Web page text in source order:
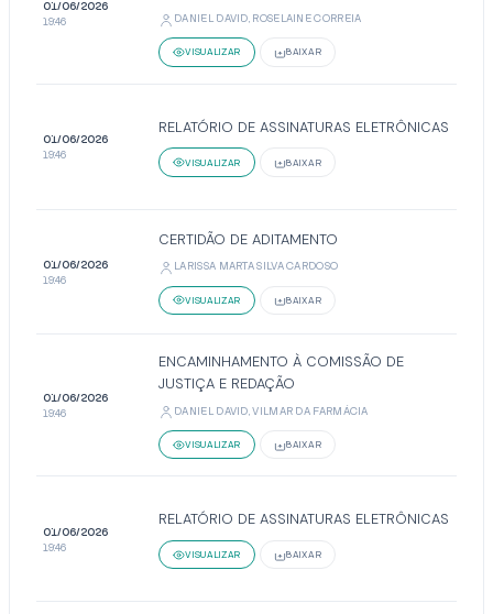
01/06/2026
19:46
DANIEL DAVID, ROSELAINE CORREIA
VISUALIZAR BAIXAR
01/06/2026
19:46
RELATÓRIO DE ASSINATURAS ELETRÔNICAS
VISUALIZAR BAIXAR
01/06/2026
19:46
CERTIDÃO DE ADITAMENTO
LARISSA MARTA SILVA CARDOSO
VISUALIZAR BAIXAR
01/06/2026
19:46
ENCAMINHAMENTO À COMISSÃO DE
JUSTIÇA E REDAÇÃO
DANIEL DAVID, VILMAR DA FARMÁCIA
VISUALIZAR BAIXAR
01/06/2026
19:46
RELATÓRIO DE ASSINATURAS ELETRÔNICAS
VISUALIZAR BAIXAR